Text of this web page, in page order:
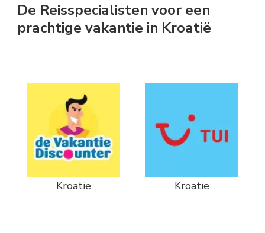
De Reisspecialisten voor een
prachtige vakantie in Kroatië
Kroatie Kroatie